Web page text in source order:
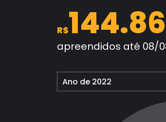
R$
apreendidos até 08/
Ano de 2022